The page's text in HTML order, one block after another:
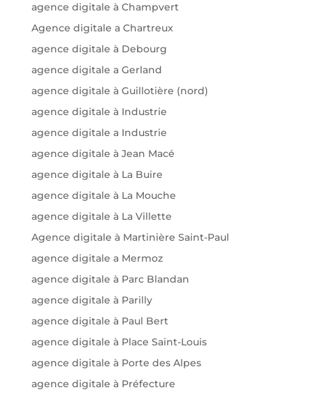
agence digitale à Champvert
Agence digitale a Chartreux
agence digitale à Debourg
agence digitale a Gerland
agence digitale à Guillotière (nord)
agence digitale à Industrie
agence digitale a Industrie
agence digitale à Jean Macé
agence digitale à La Buire
agence digitale à La Mouche
agence digitale à La Villette
Agence digitale à Martinière Saint-Paul
agence digitale a Mermoz
agence digitale à Parc Blandan
agence digitale à Parilly
agence digitale à Paul Bert
agence digitale à Place Saint-Louis
agence digitale à Porte des Alpes
agence digitale à Préfecture